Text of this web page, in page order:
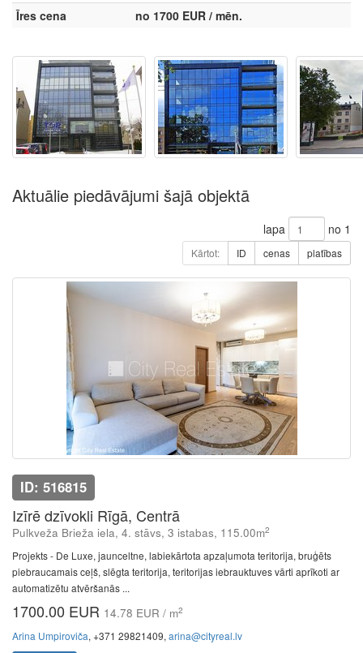
Īres cena
no 1700 EUR / mēn.
Aktuālie piedāvājumi šajā objektā
lapa no 1
Kārtot: ID cenas platības
ID: 516815
Izīrē dzīvokli Rīgā, Centrā
Pulkveža Brieža iela, 4. stāvs, 3 istabas, 115.00m2
Projekts - De Luxe, jaunceltne, labiekārtota apzaļumota teritorija, bruģēts
piebraucamais ceļš, slēgta teritorija, teritorijas iebrauktuves vārti aprīkoti ar
automatizētu atvēršanās ...
1700.00 EUR 14.78 EUR / m2
Arina Umpiroviča, +371 29821409, arina@cityreal.lv